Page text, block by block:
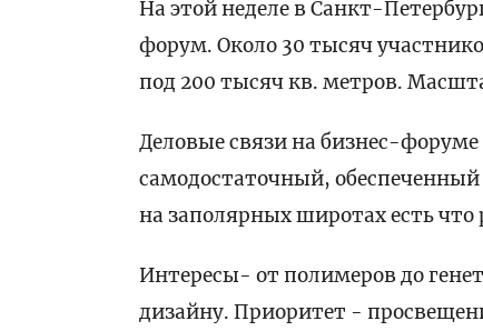
На этой неделе в Санкт-
форум. Около 30 тысяч
под 200 тысяч кв. метров.
Деловые связи на бизнес-
самодостаточный,
на заполярных широтах есть что
Интересы- от полимеров до
дизайну. Приоритет -